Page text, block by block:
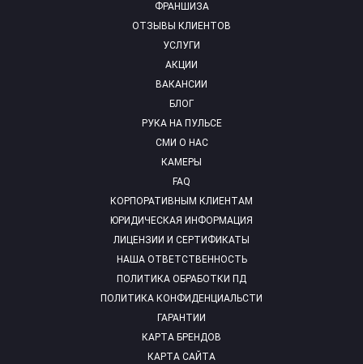
ФРАНШИЗА
ОТЗЫВЫ КЛИЕНТОВ
УСЛУГИ
АКЦИИ
ВАКАНСИИ
БЛОГ
РУКА НА ПУЛЬСЕ
СМИ О НАС
КАМЕРЫ
FAQ
КОРПОРАТИВНЫМ КЛИЕНТАМ
ЮРИДИЧЕСКАЯ ИНФОРМАЦИЯ
ЛИЦЕНЗИИ И СЕРТИФИКАТЫ
НАША ОТВЕТСТВЕННОСТЬ
ПОЛИТИКА ОБРАБОТКИ ПД
ПОЛИТИКА КОНФИДЕНЦИАЛЬСТИ
ГАРАНТИИ
КАРТА БРЕНДОВ
КАРТА САЙТА